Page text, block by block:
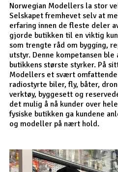
Norwegian Modellers la stor
Selskapet fremhevet selv at
erfaring innen de fleste deler
gjorde butikken til en viktig
som trengte råd om bygging,
utstyr. Denne kompetansen ble
butikkens største styrker. På
Modellers et svært
radiostyrte biler, fly, båter,
verktøy, byggesett og
det mulig å nå kunder over
fysiske butikken ga kundene
og modeller på nært hold.